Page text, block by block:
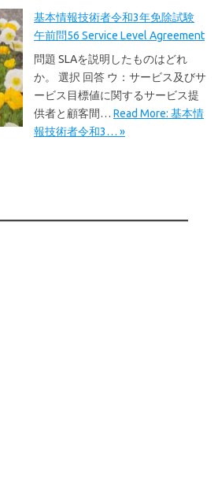
基本情報技術者令和3年免除試験
午前問56 Service Level Agreement
問題 SLAを説明したものはどれ
か。 選択 回答 ウ：サービス及びサ
ービス目標値に関するサービス提
供者と顧客間… Read More: 基本情
報技術者令和3… »